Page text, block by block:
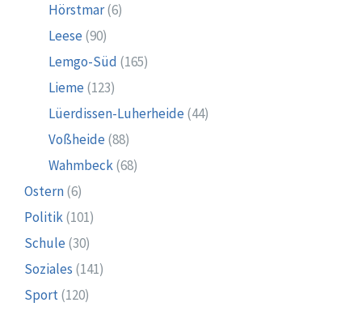
Hörstmar(6)
Leese (90)
Lemgo-Süd (165)
Lieme (123)
Lüerdissen-Luherheide (44)
Voßheide (88)
Wahmbeck(68)
Ostern(6)
Politik(101)
Schule (30)
Soziales (141)
Sport(120)